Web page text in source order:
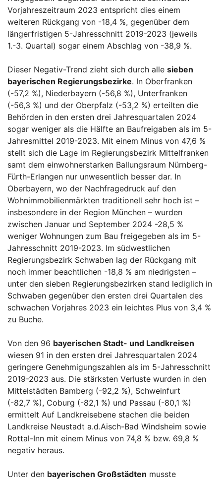
Vorjahreszeitraum 2023 entspricht dies einem
weiteren Rückgang von -18,4 %, gegenüber dem
längerfristigen 5-Jahresschnitt 2019-2023 (jeweils
1.-3. Quartal) sogar einem Abschlag von -38,9 %.
Dieser Negativ-Trend zieht sich durch alle sieben
bayerischen Regierungsbezirke. In Oberfranken
(-57,2 %), Niederbayern (-56,8 %), Unterfranken
(-56,3 %) und der Oberpfalz (-53,2 %) erteilten die
Behörden in den ersten drei Jahresquartalen 2024
sogar weniger als die Hälfte an Baufreigaben als im 5-
Jahresmittel 2019-2023. Mit einem Minus von 47,6 %
stellt sich die Lage im Regierungsbezirk Mittelfranken
samt dem einwohnerstarken Ballungsraum Nürnberg-
Fürth-Erlangen nur unwesentlich besser dar. In
Oberbayern, wo der Nachfragedruck auf den
Wohnimmobilienmärkten traditionell sehr hoch ist –
insbesondere in der Region München – wurden
zwischen Januar und September 2024 -28,5 %
weniger Wohnungen zum Bau freigegeben als im 5-
Jahresschnitt 2019-2023. Im südwestlichen
Regierungsbezirk Schwaben lag der Rückgang mit
noch immer beachtlichen -18,8 % am niedrigsten –
unter den sieben Regierungsbezirken stand lediglich in
Schwaben gegenüber den ersten drei Quartalen des
schwachen Vorjahres 2023 ein leichtes Plus von 3,4 %
zu Buche.
Von den 96 bayerischen Stadt- und Landkreisen
wiesen 91 in den ersten drei Jahresquartalen 2024
geringere Genehmigungszahlen als im 5-Jahresschnitt
2019-2023 aus. Die stärksten Verluste wurden in den
Mittelstädten Bamberg (-92,2 %), Schweinfurt
(-82,7 %), Coburg (-82,1 %) und Passau (-80,1 %)
ermittelt Auf Landkreisebene stachen die beiden
Landkreise Neustadt a.d.Aisch-Bad Windsheim sowie
Rottal-Inn mit einem Minus von 74,8 % bzw. 69,8 %
negativ heraus.
Unter den bayerischen Großstädten musste